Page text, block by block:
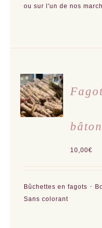
ou sur l'un de nos
CHOIX
DES
OPTIONS
CE
PRODUIT
A
PLUSIEURS
CHOISIES
LA
PAGE
DU
/
DÉTAILS
10,00€
Bûchettes en fagots ･
Sans colorant